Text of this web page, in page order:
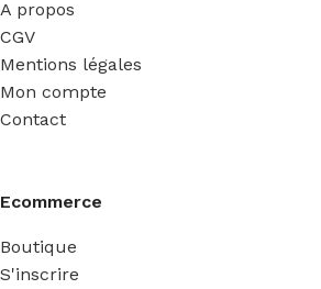
A propos
CGV
Mentions légales
Mon compte
Contact
Ecommerce
Boutique
S'inscrire